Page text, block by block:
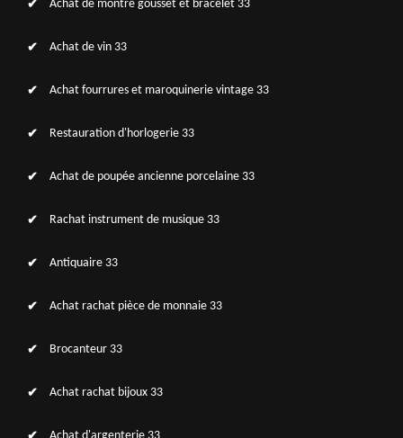
Achat de montre gousset et bracelet 33
Achat de vin 33
Achat fourrures et maroquinerie vintage 33
Restauration d'horlogerie 33
Achat de poupée ancienne porcelaine 33
Rachat instrument de musique 33
Antiquaire 33
Achat rachat pièce de monnaie 33
Brocanteur 33
Achat rachat bijoux 33